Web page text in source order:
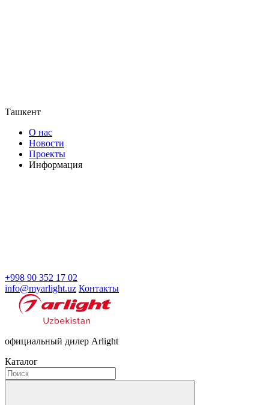
Ташкент
О нас
Новости
Проекты
Информация
+998 90 352 17 02
info@myarlight.uz Контакты
официальный дилер Arlight
Каталог